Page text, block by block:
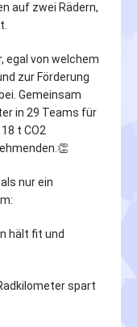
auf zwei Rädern,
egal von welchem
zur Förderung
Gemeinsam
in 29 Teams für
t CO2
nur ein
hält fit und
spart